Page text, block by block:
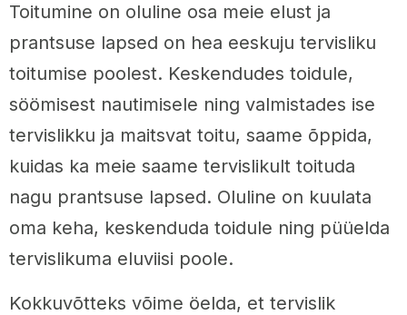
Toitumine on oluline osa meie elust ja
prantsuse lapsed on hea eeskuju tervisliku
toitumise poolest. Keskendudes toidule,
söömisest nautimisele ning valmistades ise
tervislikku ja maitsvat toitu, saame õppida,
kuidas ka meie saame tervislikult toituda
nagu prantsuse lapsed. Oluline on kuulata
oma keha, keskenduda toidule ning püüelda
tervislikuma eluviisi poole.
Kokkuvõtteks võime öelda, et tervislik